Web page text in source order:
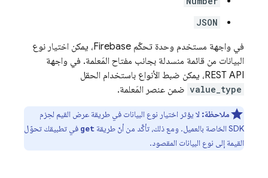
JSON
في واجهة مستخدم وحدة تحكّم Firebase، يمكن اختيار نوع
البيانات من قائمة منسدلة بجانب مفتاح المَعلمة. في واجهة
REST API، يمكن ضبط الأنواع باستخدام الحقل
value_type ضمن عنصر المَعلمة.
ملاحظة: لا يؤثر اختيار نوع البيانات في طريقة عرض القيم لحِزم
SDK الخاصة بالعميل. ومع ذلك، تأكَّد من أنّ طريقة
get في تطبيقك تحوّل
القيمة إلى نوع البيانات المقصود.